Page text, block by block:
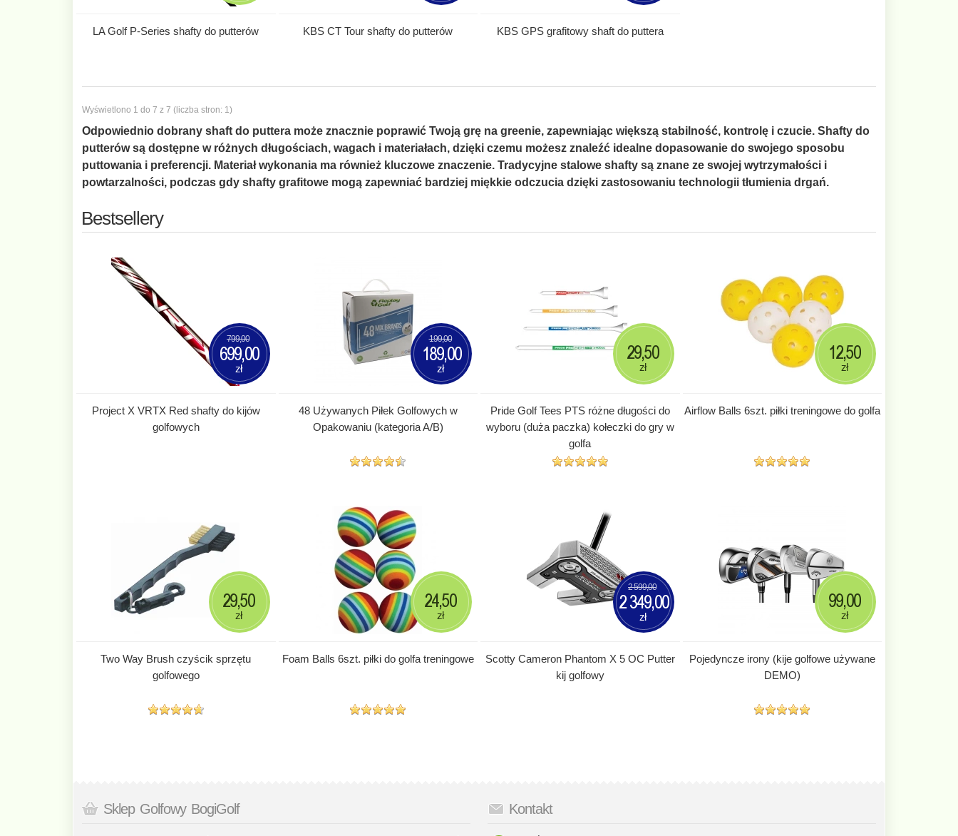
LA Golf P-Series shafty do putterów KBS CT Tour shafty do putterów KBS GPS grafitowy shaft do puttera
Wyświetlono 1 do 7 z 7 (liczba stron: 1)
Odpowiednio dobrany shaft do puttera może znacznie poprawić Twoją grę na greenie, zapewniając większą stabilność, kontrolę i czucie. Shafty do
putterów są dostępne w różnych długościach, wagach i materiałach, dzięki czemu możesz znaleźć idealne dopasowanie do swojego sposobu
puttowania i preferencji. Materiał wykonania ma również kluczowe znaczenie. Tradycyjne stalowe shafty są znane ze swojej wytrzymałości i
powtarzalności, podczas gdy shafty grafitowe mogą zapewniać bardziej miękkie odczucia dzięki zastosowaniu technologii tłumienia drgań.
Bestsellery
Project X VRTX Red shafty do kijów
golfowych
799,00
699,00
zł
48 Używanych Piłek Golfowych w
Opakowaniu (kategoria A/B)
199,00
189,00
zł
Pride Golf Tees PTS różne długości do
wyboru (duża paczka) kołeczki do gry w
golfa
29,50
zł
Airflow Balls 6szt. piłki treningowe do golfa
12,50
zł
Two Way Brush czyścik sprzętu
golfowego
29,50
zł
Foam Balls 6szt. piłki do golfa treningowe
24,50
zł
Scotty Cameron Phantom X 5 OC Putter
kij golfowy
2 599,00
2 349,00
zł
Pojedyncze irony (kije golfowe używane
DEMO)
99,00
zł
Sklep Golfowy BogiGolf Kontakt